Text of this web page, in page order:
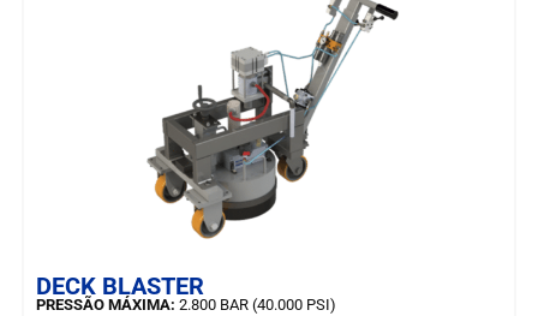
DECK BLASTER
PRESSÃO MÁXIMA: 2.800 BAR (40.000 PSI)